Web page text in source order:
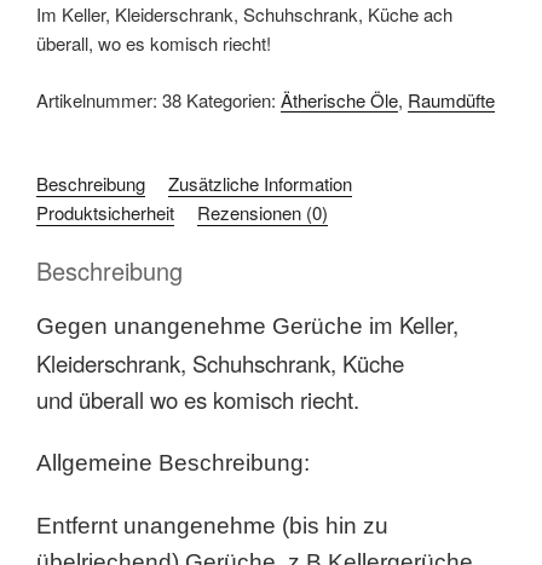
36,00€
Antirauch
Im Keller, Kleiderschrank, Schuhschrank, Küche ach
überall, wo es komisch riecht!
Artikelnummer: 38 Kategorien: Ätherische Öle, Raumdüfte
Beschreibung
Zusätzliche Information
Produktsicherheit
Rezensionen (0)
Beschreibung
Gegen unangenehme Gerüche im Keller,
Kleiderschrank, Schuhschrank, Küche
und überall wo es komisch riecht.
Allgemeine Beschreibung:
Entfernt unangenehme (bis hin zu